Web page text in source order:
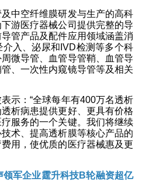
及中空纤维膜研发与生产的高科
游医疗器械公司提供完整的导
管产品及配件应用领域涵盖消
入、泌尿和IVD检测等多个科
微导管、血管导管鞘、血管导
、一次性内窥镜导管等及相关
示：“全球每年有400万名透析
析病患提供更好、更具有价格
服务的一个关键。我们将继续
术、提高透析膜等核心产品的
用，使优质的医疗器械惠及更
军企业霆升科技B轮融资超亿